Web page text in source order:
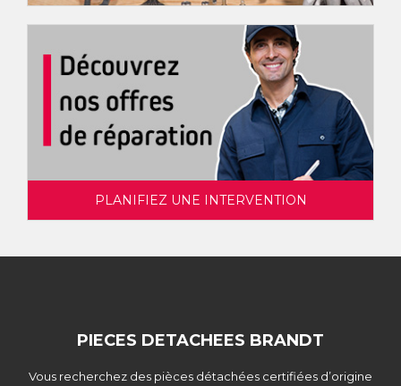
PLANIFIEZ UNE INTERVENTION
PIECES DETACHEES BRANDT
Vous recherchez des pièces détachées certifiées d’origine